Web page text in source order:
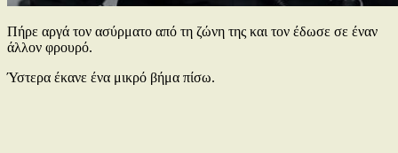
Πήρε αργά τον ασύρματο από τη ζώνη της και τον έδωσε σε έναν
άλλον φρουρό.
Ύστερα έκανε ένα μικρό βήμα πίσω.